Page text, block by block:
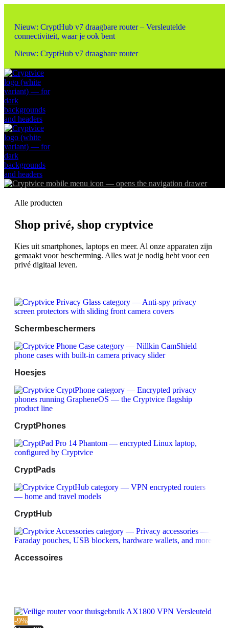
Nieuw: CryptHub v7 draagbare router – Versleutelde
connectiviteit, waar je ook bent
Nieuw: CryptHub v7 draagbare router
Alle producten
Shop privé, shop cryptvice
Kies uit smartphones, laptops en meer. Al onze apparaten zijn
gemaakt voor bescherming. Alles wat je nodig hebt voor een
privé digitaal leven.
Schermbeschermers
Hoesjes
CryptPhones
CryptPads
CryptHub
Accessoires
-9%